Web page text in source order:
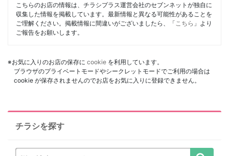
こちらのお店の情報は、チラシプラス運営会社のセブンネットが独自に
収集した情報を掲載しています。最新情報と異なる可能性があることを
ご理解ください。掲載情報に間違いがございましたら、「 こちら 」より
ご報告をお願いします。
※お気に入りのお店の保存に cookie を利用しています。
ブラウザのプライベートモードやシークレットモードでご利用の場合は
cookie が保存されませんのでお店をお気に入りに登録できません。
チラシを探す